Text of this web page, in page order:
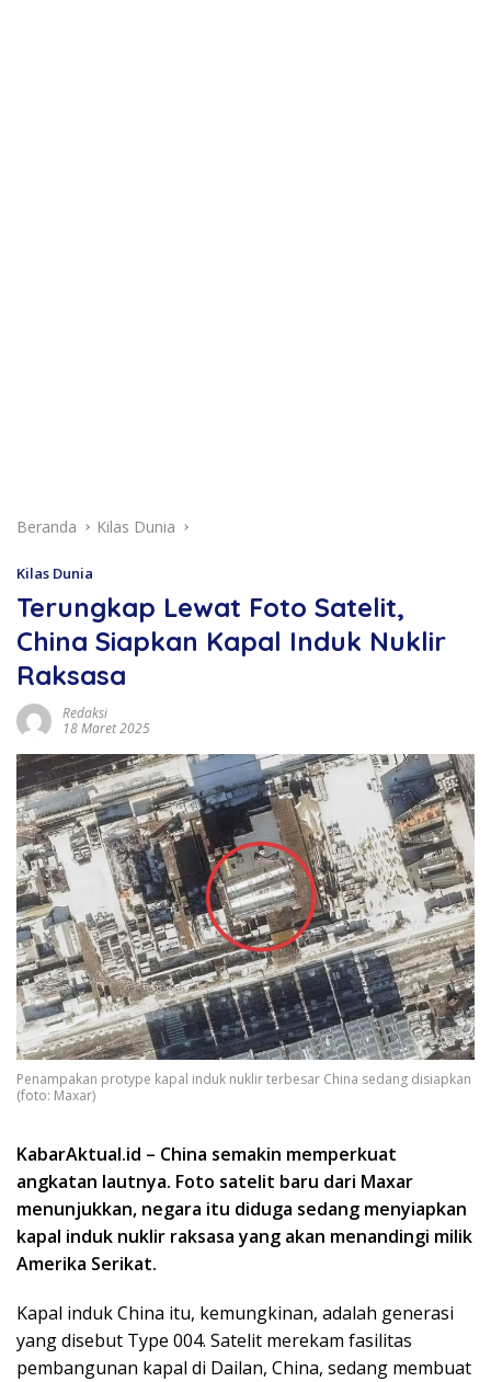
Beranda Kilas Dunia
Kilas Dunia
Terungkap Lewat Foto Satelit,
China Siapkan Kapal Induk Nuklir
Raksasa
Redaksi
18 Maret 2025
Penampakan protype kapal induk nuklir terbesar China sedang disiapkan
(foto: Maxar)
KabarAktual.id – China semakin memperkuat
angkatan lautnya. Foto satelit baru dari Maxar
menunjukkan, negara itu diduga sedang menyiapkan
kapal induk nuklir raksasa yang akan menandingi milik
Amerika Serikat.
Kapal induk China itu, kemungkinan, adalah generasi
yang disebut Type 004. Satelit merekam fasilitas
pembangunan kapal di Dailan, China, sedang membuat